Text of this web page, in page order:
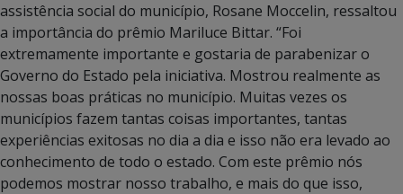
assistência social do município, Rosane Moccelin, ressaltou
a importância do prêmio Mariluce Bittar. “Foi
extremamente importante e gostaria de parabenizar o
Governo do Estado pela iniciativa. Mostrou realmente as
nossas boas práticas no município. Muitas vezes os
municípios fazem tantas coisas importantes, tantas
experiências exitosas no dia a dia e isso não era levado ao
conhecimento de todo o estado. Com este prêmio nós
podemos mostrar nosso trabalho, e mais do que isso,